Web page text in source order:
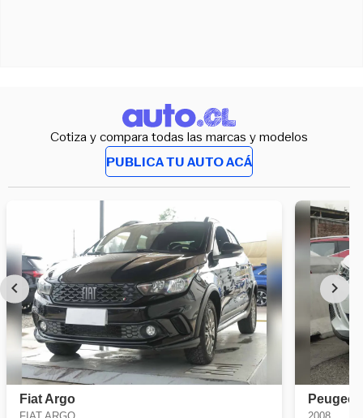
Cotiza y compara todas las marcas y modelos
PUBLICA TU AUTO ACÁ